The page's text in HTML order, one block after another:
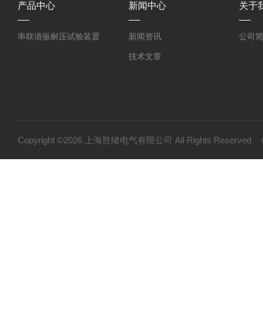
产品中心
串联谐振耐压试验装置
新闻中心
新闻资讯
技术文章
关于
公司
Copyright ©2026 上海胜绪电气有限公司 All Rights Reserved